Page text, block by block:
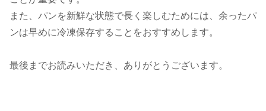
また、パンを新鮮な状態で長く楽しむためには、余ったパ
ンは早めに冷凍保存することをおすすめします。
最後までお読みいただき、ありがとうございます。